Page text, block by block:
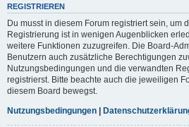
REGISTRIEREN
Du musst in diesem Forum registriert sein, um
Registrierung ist in wenigen Augenblicken
weitere Funktionen zuzugreifen. Die Board-
Benutzern auch zusätzliche Berechtigungen
Nutzungsbedingungen und die verwandten
registrierst. Bitte beachte auch die jeweiligen
diesem Board bewegst.
Nutzungsbedingungen |